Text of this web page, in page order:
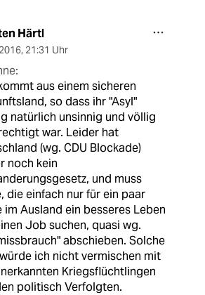
Härtl
, 21:31 Uhr
aus einem sicheren
so dass ihr "Asyl"
natürlich unsinnig und völlig
war. Leider hat
(wg. CDU Blockade)
noch kein
und muss
die einfach nur für ein paar
im Ausland ein besseres Leben
Job suchen, quasi wg.
abschieben. Solche
ich nicht vermischen mit
Kriegsflüchtlingen
politisch Verfolgten.